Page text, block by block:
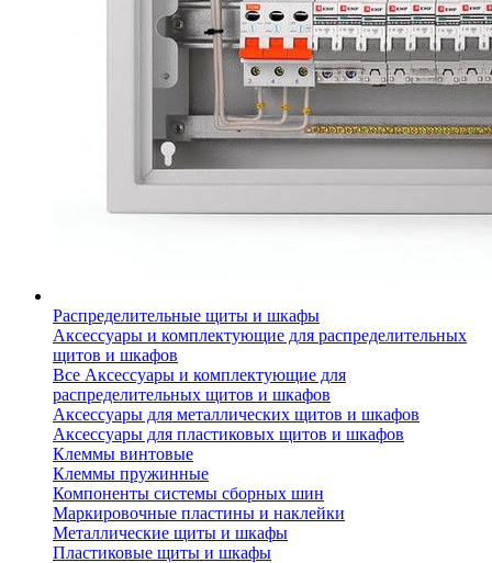
Распределительные щиты и шкафы
Аксессуары и комплектующие для распределительных
щитов и шкафов
Все Аксессуары и комплектующие для
распределительных щитов и шкафов
Аксессуары для металлических щитов и шкафов
Аксессуары для пластиковых щитов и шкафов
Клеммы винтовые
Клеммы пружинные
Компоненты системы сборных шин
Маркировочные пластины и наклейки
Металлические щиты и шкафы
Пластиковые щиты и шкафы